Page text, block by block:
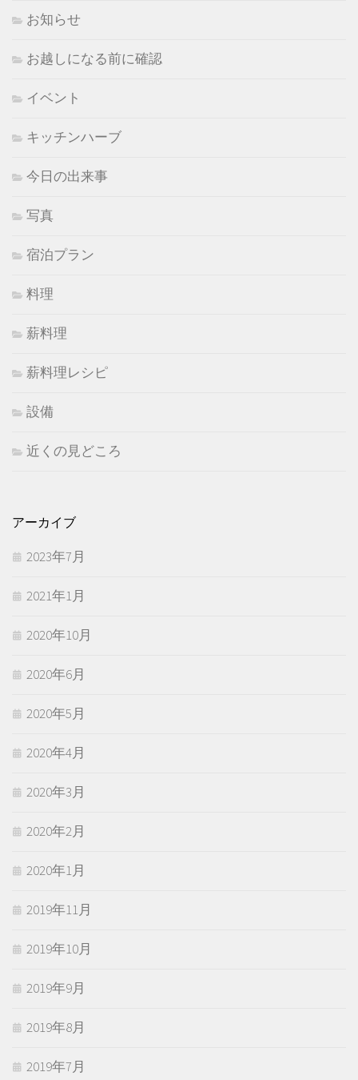
お知らせ
お越しになる前に確認
イベント
キッチンハーブ
今日の出来事
写真
宿泊プラン
料理
薪料理
薪料理レシピ
設備
近くの見どころ
アーカイブ
2023年7月
2021年1月
2020年10月
2020年6月
2020年5月
2020年4月
2020年3月
2020年2月
2020年1月
2019年11月
2019年10月
2019年9月
2019年8月
2019年7月